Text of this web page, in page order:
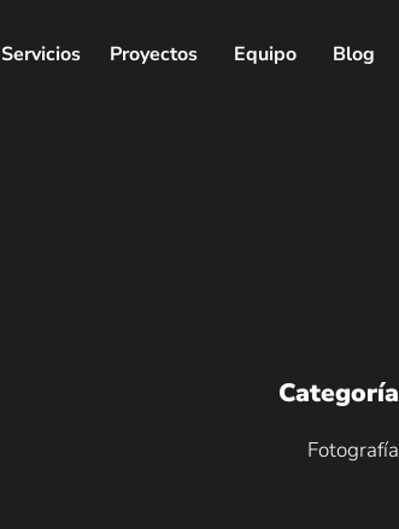
Servicios Proyectos Equipo Blog
Categoría
Fotografía